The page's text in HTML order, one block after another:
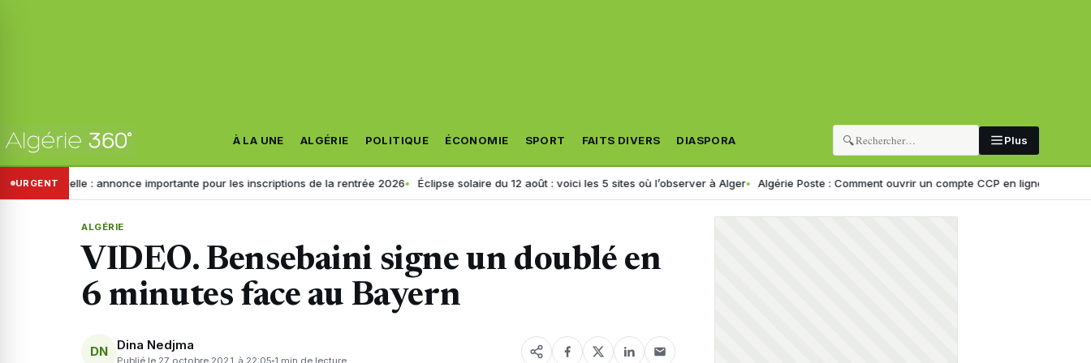
À LA UNE ALGÉRIE POLITIQUE ÉCONOMIE SPORT FAITS DIVERS DIASPORA 🔍 Plus
URGENT: annonce importante pour les inscriptions de la rentrée 2026 Éclipse solaire du 12 août : voici les 5 sites où l’observer à Alger Algérie Poste : Comment ouvrir un compte CCP en ligne ? Guide étape
ALGÉRIE
VIDEO. Bensebaini signe un doublé en
6 minutes face au Bayern
DN Dina Nedjma
Publié le 27 octobre 2021 à 22:05 1 min de lecture